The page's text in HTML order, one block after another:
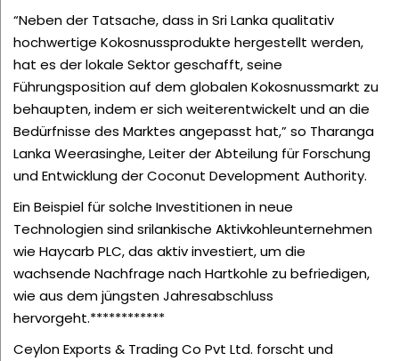
“Neben der Tatsache, dass in Sri Lanka qualitativ
hochwertige Kokosnussprodukte hergestellt werden,
hat es der lokale Sektor geschafft, seine
Führungsposition auf dem globalen Kokosnussmarkt zu
behaupten, indem er sich weiterentwickelt und an die
Bedürfnisse des Marktes angepasst hat,” so Tharanga
Lanka Weerasinghe, Leiter der Abteilung für Forschung
und Entwicklung der Coconut Development Authority.
Ein Beispiel für solche Investitionen in neue
Technologien sind srilankische Aktivkohleunternehmen
wie Haycarb PLC, das aktiv investiert, um die
wachsende Nachfrage nach Hartkohle zu befriedigen,
wie aus dem jüngsten Jahresabschluss
hervorgeht.************
Ceylon Exports & Trading Co Pvt Ltd. forscht und